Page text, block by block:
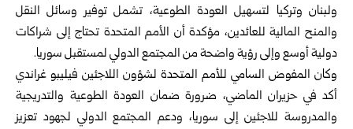
ولبنان وتركيا لتسهيل العودة الطوعية، تشمل توفير وسائل النقل
والمنح المالية للعائدين، مؤكدة أن الأمم المتحدة تحتاج إلى شراكات
دولية أوسع وإلى رؤية واضحة من المجتمع الدولي لمستقبل سوريا.
وكان المفوض السامي للأمم المتحدة لشؤون اللاجئين فيليبو غراندي
أكد في حزيران الماضي، ضرورة ضمان العودة الطوعية والتدريجية
والمدروسة للاجئين إلى سوريا، ودعم المجتمع الدولي لجهود تعزيز